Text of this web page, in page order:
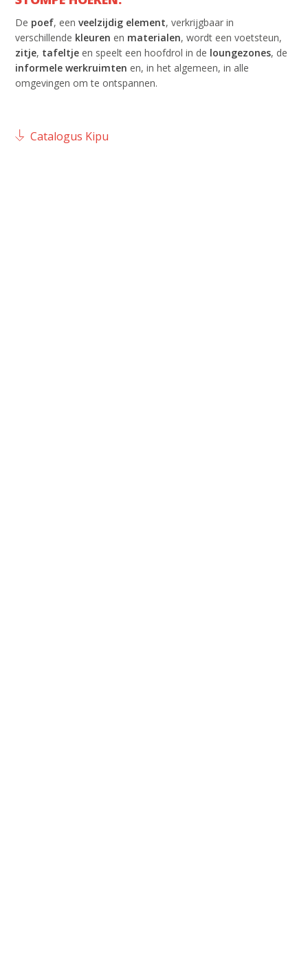
De poef, eenveelzijdig element, verkrijgbaar in
verschillende kleuren en materialen, wordt een voetsteun,
zitje, tafeltje en speelt een hoofdrol in de loungezones, de
informele werkruimten en, in het algemeen, in alle
omgevingen om te ontspannen.
Catalogus Kipu